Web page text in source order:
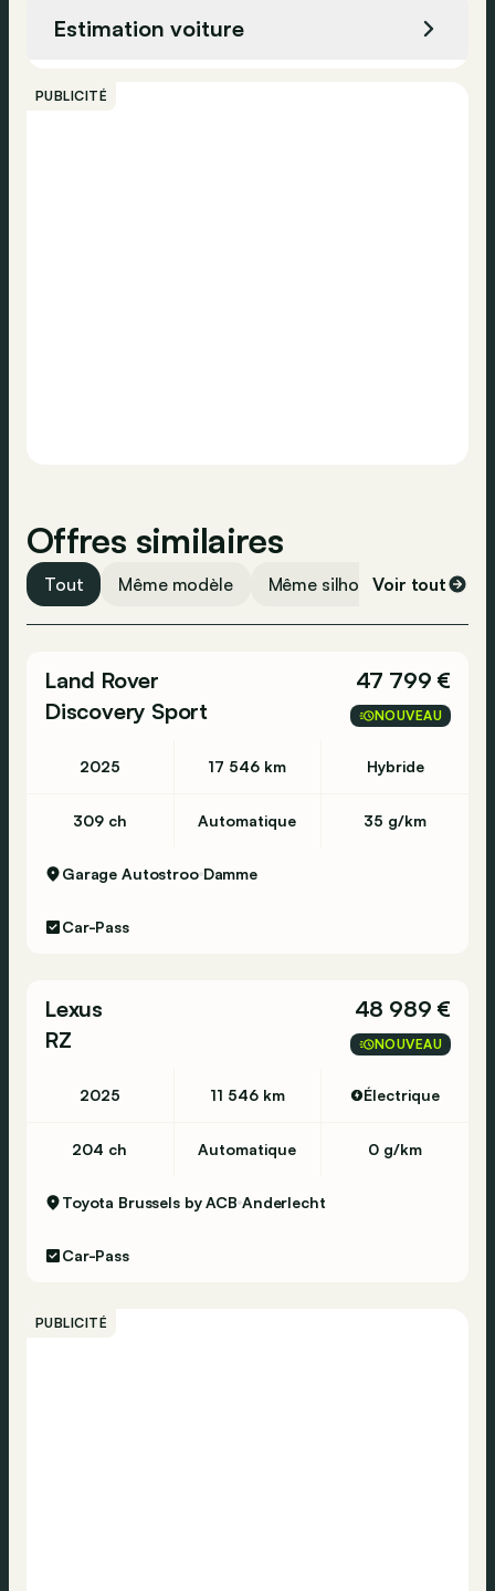
Airbag conducteur
Estimation voiture
PUBLICITÉ
Offres similaires
Tout Même modèle Même silhouette Même
Voir tout
Land Rover
Discovery Sport
47 799 €
NOUVEAU
2025 17 546 km Hybride
309 ch Automatique 35 g/km
Garage Autostroo Damme
Car-Pass
Lexus
RZ
48 989 €
NOUVEAU
2025 11 546 km Électrique
204 ch Automatique 0 g/km
Toyota Brussels by ACB Anderlecht
Car-Pass
PUBLICITÉ